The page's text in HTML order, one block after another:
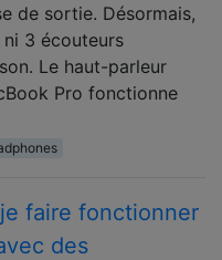
de sortie. Désormais,
3 écouteurs
Le haut-parleur
Pro fonctionne
faire fonctionner
des